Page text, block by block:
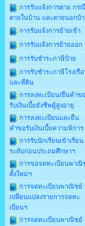
การรับแจ้งการตาย กร
ตายในบ้าน และตายนอกบ้
การรับแจ้งการย้ายเข้า
การรับแจ้งการย้ายออก
การรับชำระภาษีป้าย
การรับชำระภาษีโรงเรื
และที่ดิน
การลงทะเบียน/ยื่นคำขอ
รับเงินเบี้ยยังชีพผู้สูงอายุ
การลงทะเบียนและยื่น
คำขอรับเงินเบี้ยความพิการ
การรับนักเรียนเข้าเรียน
ระดับก่อนประถมศึกษาฯ
การขอจดทะเบียนพาณิ
ตั้งใหม่ฯ
การจดทะเบียนพาณิชย์
เปลี่ยนแปลงรายการจดทะ
เบียนฯ
การจดทะเบียนพาณิชย์